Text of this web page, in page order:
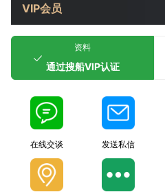
VIP会员
资料
通过搜船VIP认证
在线交谈 发送私信